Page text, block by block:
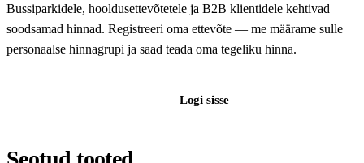
Bussiparkidele, hooldusettevõtetele ja B2B klientidele kehtivad
soodsamad hinnad. Registreeri oma ettevõte — me määrame sulle
personaalse hinnagrupi ja saad teada oma tegeliku hinna.
Logi sisse